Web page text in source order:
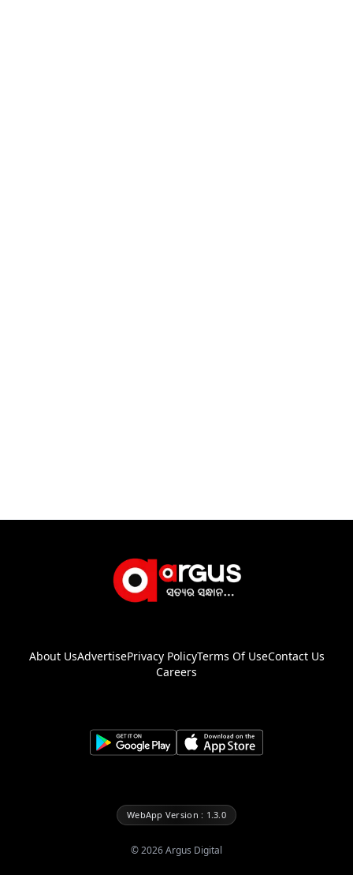
About UsAdvertisePrivacy PolicyTerms Of UseContact Us
Careers
WebApp Version : 1.3.0
©2026Argus Digital